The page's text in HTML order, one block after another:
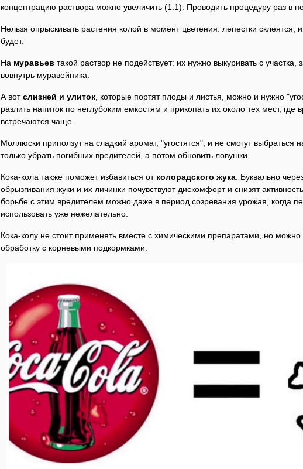
концентрацию раствора можно увеличить (1:1). Проводить процедуру раз в
Нельзя опрыскивать растения колой в момент цветения: лепестки склеятся,
будет.
На муравьев такой раствор не подействует: их нужно выкуривать с участка,
вовнутрь муравейника.
А вотслизней и улиток , которые портят плоды и листья, можно и нужно
разлить напиток по неглубоким емкостям и прикопать их около тех мест, где
встречаются чаще.
Моллюски приползут на сладкий аромат, "угостятся", и не смогут выбраться
только убрать погибших вредителей, а потом обновить ловушки.
Кока-кола также поможет избавиться от колорадского жука . Буквально
обрызгивания жуки и их личинки почувствуют дискомфорт и снизят
борьбе с этим вредителем можно даже в период созревания урожая, когда
использовать уже нежелательно.
Кока-колу не стоит применять вместе с химическими препаратами, но можно
обработку с корневыми подкормками.